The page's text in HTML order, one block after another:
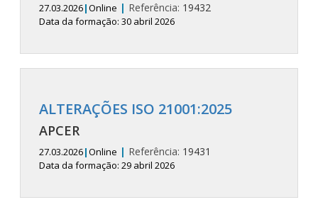
27.03.2026|Online | Referência: 19432
Data da formação: 30 abril 2026
ALTERAÇÕES ISO 21001:2025
APCER
27.03.2026|Online | Referência: 19431
Data da formação: 29 abril 2026